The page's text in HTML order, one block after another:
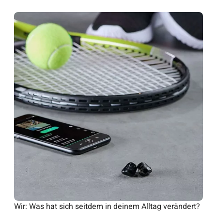
Wir: Was hat sich seitdem in deinem Alltag verändert?